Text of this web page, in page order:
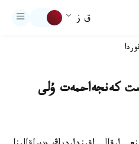
ق ز
كەنجەاحمەت ۇلى